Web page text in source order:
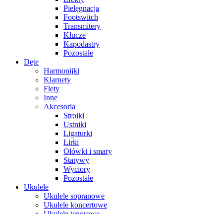
Pielęgnacja
Footswitch
Transmitery
Klucze
Kapodastry
Pozostałe
Dęte
Harmonijki
Klarnety
Flety
Inne
Akcesoria
Stroiki
Ustniki
Ligaturki
Lirki
Ołówki i smary
Statywy
Wyciory
Pozostałe
Ukulele
Ukulele sopranowe
Ukulele koncertowe